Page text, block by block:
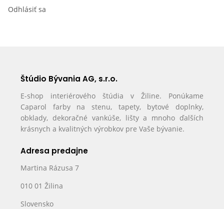
Odhlásiť sa
Štúdio Bývania AG, s.r.o.
E-shop interiérového štúdia v Žiline. Ponúkame
Caparol farby na stenu, tapety, bytové doplnky,
obklady, dekoračné vankúše, lišty a mnoho ďalších
krásnych a kvalitných výrobkov pre Vaše bývanie.
Adresa predajne
Martina Rázusa 7
010 01 Žilina
Slovensko